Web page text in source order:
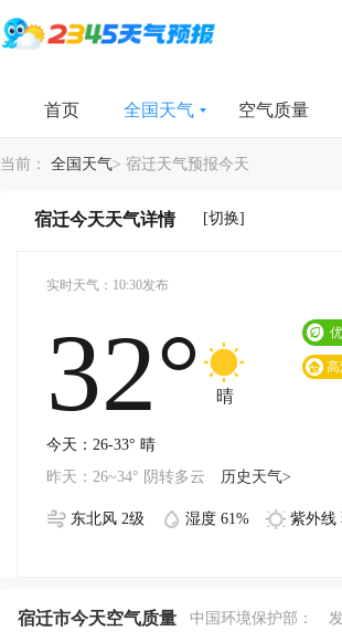
首页 全国天气 空气质量
当前： 全国天气> 宿迁天气预报今天
宿迁今天天气详情 [切换]
实时天气：10:30发布
32° 晴
优
今天：26-33° 晴
昨天：26~34° 阴转多云
历史天气>
东北风 2级 湿度 61% 紫外线
宿迁市今天空气质量 中国环境保护部：